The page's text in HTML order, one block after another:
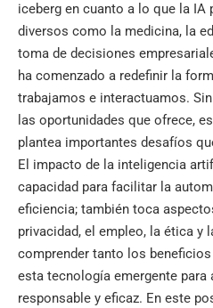
iceberg en cuanto a lo que la IA
diversos como la medicina, la
toma de decisiones
ha comenzado a redefinir la
trabajamos e interactuamos.
las oportunidades que ofrece,
plantea importantes desafíos
El impacto de la inteligencia
capacidad para facilitar la
eficiencia; también toca
privacidad, el empleo, la ética y
comprender tanto los
esta tecnología emergente para
responsable y eficaz. En este